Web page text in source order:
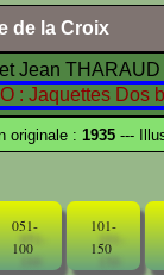
de la Croix
Jean THARAUD
originale : 1935 ---
051-
100
101-
150